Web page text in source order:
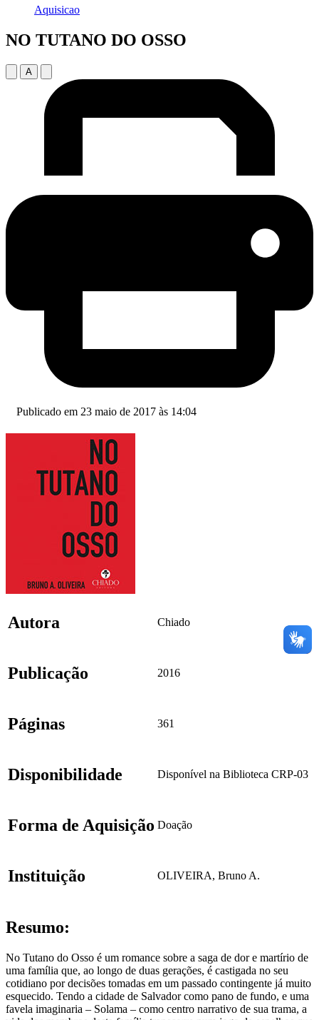
Aquisicao
NO TUTANO DO OSSO
A
Publicado em 23 maio de 2017 às 14:04
Autora Chiado
Publicação 2016
Páginas 361
Disponibilidade Disponível na Biblioteca CRP-03
Forma de Aquisição Doação
Instituição OLIVEIRA, Bruno A.
Resumo:
No Tutano do Osso é um romance sobre a saga de dor e martírio de
uma família que, ao longo de duas gerações, é castigada no seu
cotidiano por decisões tomadas em um passado contingente já muito
esquecido. Tendo a cidade de Salvador como pano de fundo, e uma
favela imaginaria – Solama – como centro narrativo de sua trama, a